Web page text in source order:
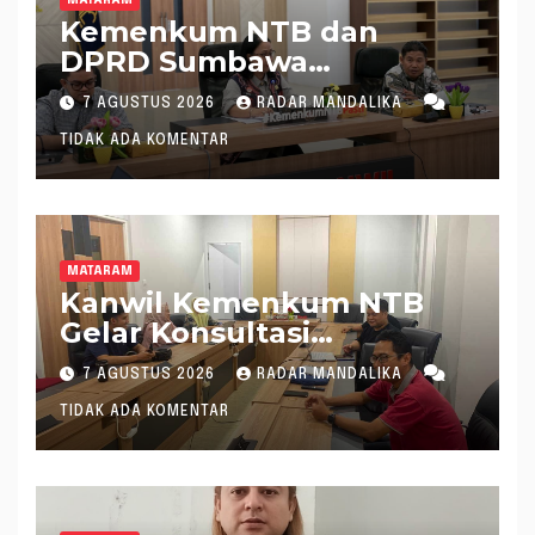
Kemenkum NTB dan
DPRD Sumbawa
Mantapkan Rencana
Pembentukan 8 Raperda
Inisiatif
7 AGUSTUS 2026 RADAR MANDALIKA
TIDAK ADA KOMENTAR
MATARAM
Kanwil Kemenkum NTB
Gelar Konsultasi
Penghitungan Kebutuhan
Formasi JF Perancang
Peraturan Perundang-
undangan
7 AGUSTUS 2026 RADAR MANDALIKA
TIDAK ADA KOMENTAR